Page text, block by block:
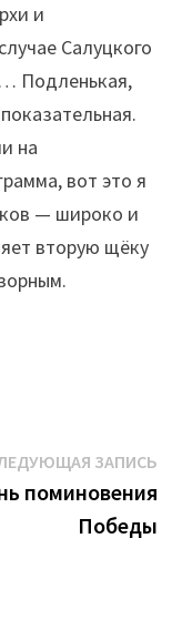
и
Салуцкого
Подленькая,
на
вот это я
— широко и
вторую щёку
ЗАПИСЬ
поминовения
Победы